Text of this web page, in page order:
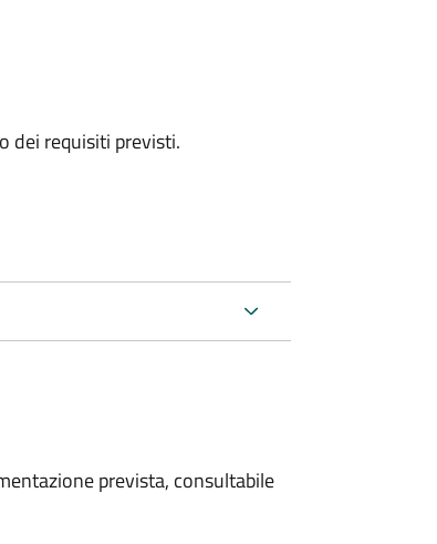
dei requisiti previsti.
prevista, consultabile